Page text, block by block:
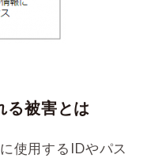
る被害とは
使用するIDやパス